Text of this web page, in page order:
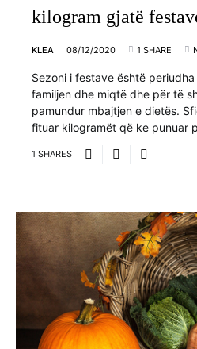
kilogram gjatë
KLEA 08/12/2020 1 SHARE
Sezoni i festave është
familjen dhe miqtë dhe për të
pamundur mbajtjen e dietës.
fituar kilogramët që ke punuar
1 SHARES